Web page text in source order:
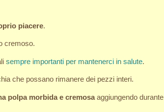
piacere.
cremoso.
sempre importanti per mantenerci in salute.
che possano rimanere dei pezzi interi.
polpa morbida e cremosaaggiungendo durante